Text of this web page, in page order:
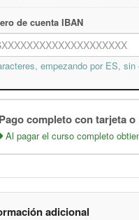
de cuenta IBAN
empezando por ES, sin
Pago completo con tarjeta
Al pagar el curso completo
adicional